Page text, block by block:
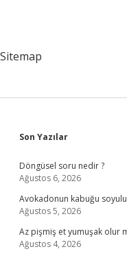
Sitemap
Sidebar
Son Yazılar
Döngüsel soru nedir ?
Ağustos 6, 2026
Avokadonun kabuğu
Ağustos 5, 2026
Az pişmiş et yumuşak olur
Ağustos 4, 2026